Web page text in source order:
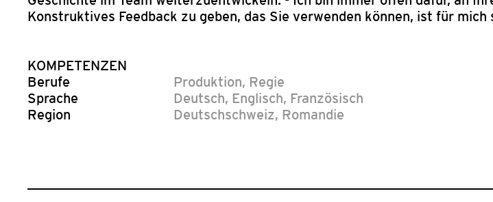
Konstruktives Feedback zu geben, das Sie verwenden können, ist für
KOMPETENZEN
Berufe
Produktion, Regie
Sprache
Deutsch, Englisch, Französisch
Region
Deutschschweiz, Romandie